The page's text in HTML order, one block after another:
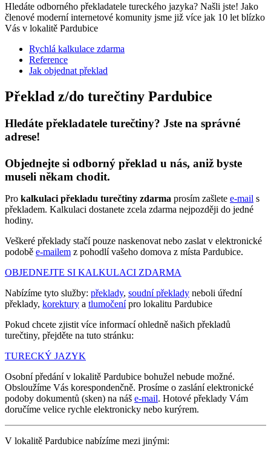
Hledáte odborného překladatele tureckého jazyka? Našli jste! Jako
členové moderní internetové komunity jsme již více jak 10 let blízko
Vás v lokalitě Pardubice
Rychlá kalkulace zdarma
Reference
Jak objednat překlad
Překlad z/do turečtiny Pardubice
Hledáte překladatele turečtiny? Jste na správné
adrese!
Objednejte si odborný překlad u nás, aniž byste
museli někam chodit.
Pro kalkulaci překladu turečtiny zdarma prosím zašlete e-mail s
překladem. Kalkulaci dostanete zcela zdarma nejpozději do jedné
hodiny.
Veškeré překlady stačí pouze naskenovat nebo zaslat v elektronické
podobě e-mailem z pohodlí vašeho domova z místa Pardubice.
OBJEDNEJTE SI KALKULACI ZDARMA
Nabízíme tyto služby: překlady, soudní překlady neboli úřední
překlady, korektury a tlumočenípro lokalitu Pardubice
Pokud chcete zjistit více informací ohledně našich překladů
turečtiny, přejděte na tuto stránku:
TURECKÝ JAZYK
Osobní předání v lokalitě Pardubice bohužel nebude možné.
Obsloužíme Vás korespondenčně. Prosíme o zaslání elektronické
podoby dokumentů (sken) na náš e-mail. Hotové překlady Vám
doručíme velice rychle elektronicky nebo kurýrem.
V lokalitě Pardubice nabízíme mezi jinými: